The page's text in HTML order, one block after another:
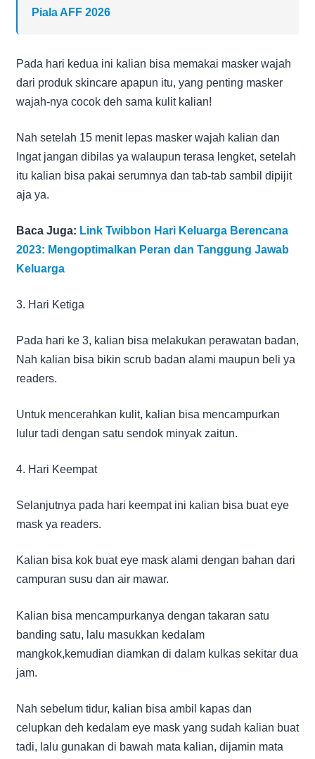
Piala AFF 2026
Pada hari kedua ini kalian bisa memakai masker wajah
dari produk skincare apapun itu, yang penting masker
wajah-nya cocok deh sama kulit kalian!
Nah setelah 15 menit lepas masker wajah kalian dan
Ingat jangan dibilas ya walaupun terasa lengket, setelah
itu kalian bisa pakai serumnya dan tab-tab sambil dipijit
aja ya.
Baca Juga: Link Twibbon Hari Keluarga Berencana
2023: Mengoptimalkan Peran dan Tanggung Jawab
Keluarga
3. Hari Ketiga
Pada hari ke 3, kalian bisa melakukan perawatan badan,
Nah kalian bisa bikin scrub badan alami maupun beli ya
readers.
Untuk mencerahkan kulit, kalian bisa mencampurkan
lulur tadi dengan satu sendok minyak zaitun.
4. Hari Keempat
Selanjutnya pada hari keempat ini kalian bisa buat eye
mask ya readers.
Kalian bisa kok buat eye mask alami dengan bahan dari
campuran susu dan air mawar.
Kalian bisa mencampurkanya dengan takaran satu
banding satu, lalu masukkan kedalam
mangkok,kemudian diamkan di dalam kulkas sekitar dua
jam.
Nah sebelum tidur, kalian bisa ambil kapas dan
celupkan deh kedalam eye mask yang sudah kalian buat
tadi, lalu gunakan di bawah mata kalian, dijamin mata